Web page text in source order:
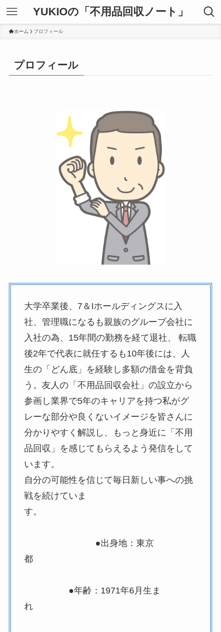
YUKIOの「不用品回収ノート」
ホーム プロフィール
プロフィール
大学卒業後、7＆Iホールディングスに入
社、管理職になるも親族のグループ会社に
入社の為、15年間の勤務を経て退社、 転職
後2年で代表に就任するも10年後には、人
生の「どん底」を経験し多額の借金を背負
う。友人の「不用品回収会社」の設立から
参画し業界で5年のキャリアを持つ私がグ
レーな部分や良くないイメージを皆さんに
分かりやすく解説し、もっと身近に「不用
品回収」を感じてもらえるよう発信をして
います。
自分の可能性を信じて毎日新しい事への挑
戦を続けていま
す。
●出身地：東京
都
●年齢：1971年6月生ま
れ